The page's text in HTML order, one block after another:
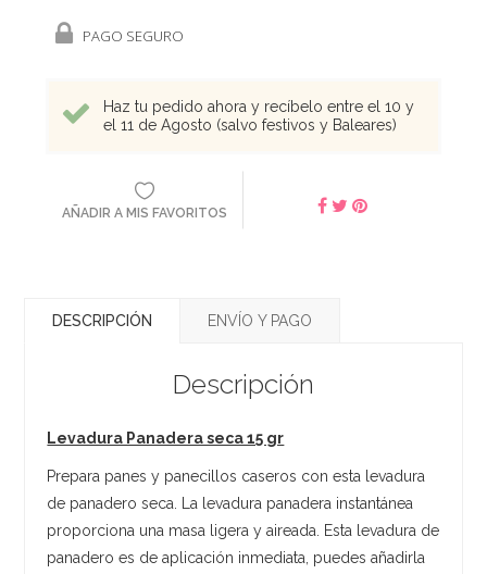
PAGO SEGURO
Haz tu pedido ahora y recíbelo entre el 10 y
el 11 de Agosto (salvo festivos y Baleares)
AÑADIR A MIS FAVORITOS
DESCRIPCIÓN ENVÍO Y PAGO
Descripción
Levadura Panadera seca 15 gr
Prepara panes y panecillos caseros con esta levadura
de panadero seca. La levadura panadera instantánea
proporciona una masa ligera y aireada. Esta levadura de
panadero es de aplicación inmediata, puedes añadirla